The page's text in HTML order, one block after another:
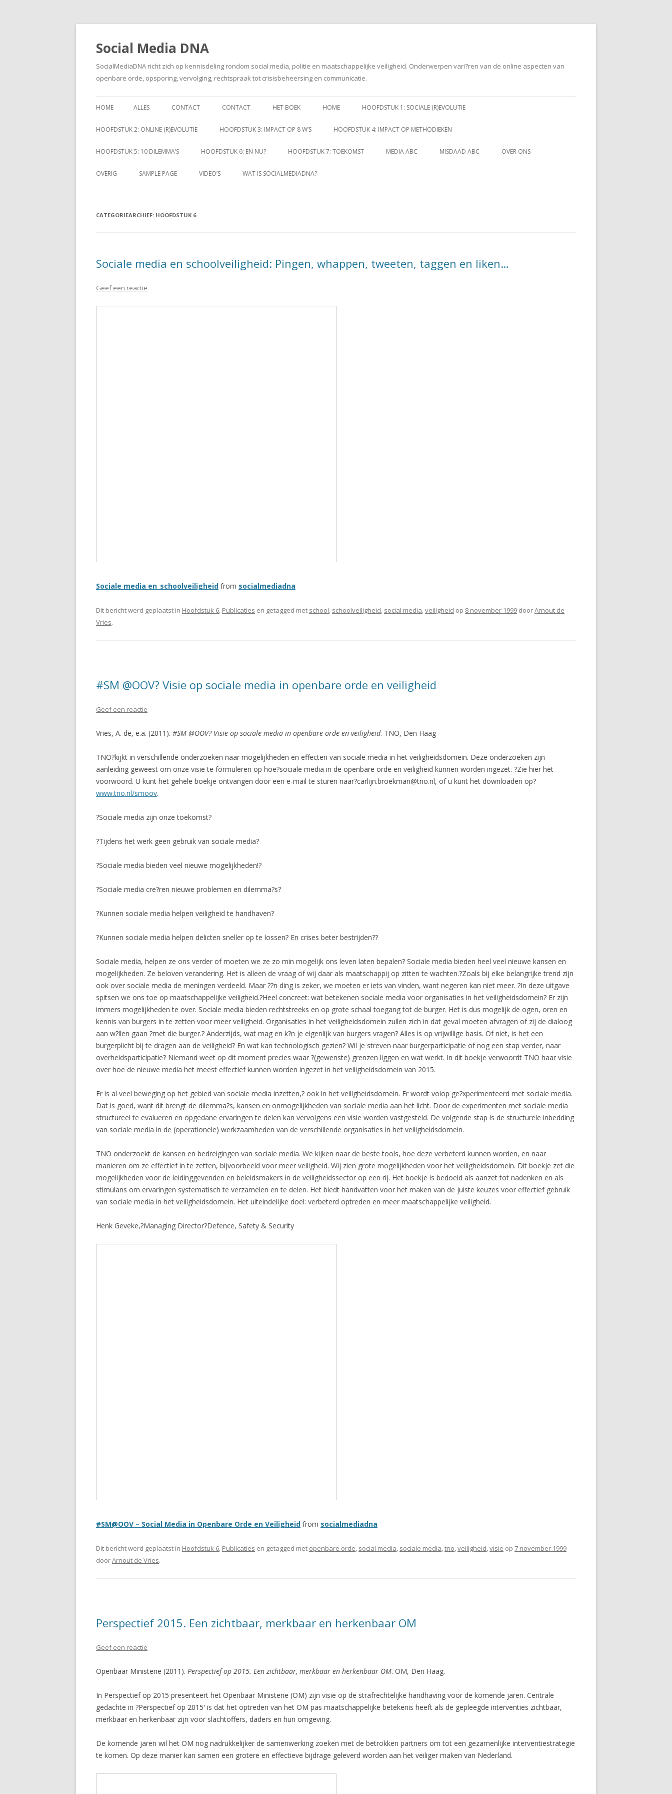
Social Media DNA
SocialMediaDNA richt zich op kennisdeling rondom social media, politie en maatschappelijke veiligheid. Onderwerpen vari?ren van de online aspecten van
openbare orde, opsporing, vervolging, rechtspraak tot crisisbeheersing en communicatie.
naar
HOME ALLES CONTACT CONTACT HET BOEK HOME HOOFDSTUK 1: SOCIALE (R)EVOLUTIE
HOOFDSTUK 2: ONLINE (R)EVOLUTIE HOOFDSTUK 3: IMPACT OP 8 W’S HOOFDSTUK 4: IMPACT OP METHODIEKEN
HOOFDSTUK 5: 10 DILEMMA’S HOOFDSTUK 6: EN NU? HOOFDSTUK 7: TOEKOMST MEDIA ABC MISDAAD ABC OVER ONS
OVERIG SAMPLE PAGE VIDEO’S WAT IS SOCIALMEDIADNA?
CATEGORIEARCHIEF: HOOFDSTUK 6
Sociale media en schoolveiligheid: Pingen, whappen, tweeten, taggen en liken…
Geef een reactie
Sociale media en_schoolveiligheid from socialmediadna
Dit bericht werd geplaatst in Hoofdstuk 6, Publicaties en getagged met school, schoolveiligheid, social media,veiligheid op 8 november 1999 doorArnout de
Vries.
#SM @OOV? Visie op sociale media in openbare orde en veiligheid
Geef een reactie
Vries, A. de, e.a. (2011). #SM @OOV? Visie op sociale media in openbare orde en veiligheid. TNO, Den Haag
TNO?kijkt in verschillende onderzoeken naar mogelijkheden en effecten van sociale media in het veiligheidsdomein. Deze onderzoeken zijn
aanleiding geweest om onze visie te formuleren op hoe?sociale media in de openbare orde en veiligheid kunnen worden ingezet. ?Zie hier het
voorwoord. U kunt het gehele boekje ontvangen door een e-mail te sturen naar?carlijn.broekman@tno.nl, of u kunt het downloaden op?
www.tno.nl/smoov.
?Sociale media zijn onze toekomst?
?Tijdens het werk geen gebruik van sociale media?
?Sociale media bieden veel nieuwe mogelijkheden!?
?Sociale media cre?ren nieuwe problemen en dilemma?s?
?Kunnen sociale media helpen veiligheid te handhaven?
?Kunnen sociale media helpen delicten sneller op te lossen? En crises beter bestrijden??
Sociale media, helpen ze ons verder of moeten we ze zo min mogelijk ons leven laten bepalen? Sociale media bieden heel veel nieuwe kansen en
mogelijkheden. Ze beloven verandering. Het is alleen de vraag of wij daar als maatschappij op zitten te wachten.?Zoals bij elke belangrijke trend zijn
ook over sociale media de meningen verdeeld. Maar ??n ding is zeker, we moeten er iets van vinden, want negeren kan niet meer. ?In deze uitgave
spitsen we ons toe op maatschappelijke veiligheid.?Heel concreet: wat betekenen sociale media voor organisaties in het veiligheidsdomein? Er zijn
immers mogelijkheden te over. Sociale media bieden rechtstreeks en op grote schaal toegang tot de burger. Het is dus mogelijk de ogen, oren en
kennis van burgers in te zetten voor meer veiligheid. Organisaties in het veiligheidsdomein zullen zich in dat geval moeten afvragen of zij de dialoog
aan w?llen gaan ?met die burger.? Anderzijds, wat mag en k?n je eigenlijk van burgers vragen? Alles is op vrijwillige basis. Of niet, is het een
burgerplicht bij te dragen aan de veiligheid? En wat kan technologisch gezien? Wil je streven naar burgerparticipatie of nog een stap verder, naar
overheidsparticipatie? Niemand weet op dit moment precies waar ?(gewenste) grenzen liggen en wat werkt. In dit boekje verwoordt TNO haar visie
over hoe de nieuwe media het meest effectief kunnen worden ingezet in het veiligheidsdomein van 2015.
Er is al veel beweging op het gebied van sociale media inzetten,? ook in het veiligheidsdomein. Er wordt volop ge?xperimenteerd met sociale media.
Dat is goed, want dit brengt de dilemma?s, kansen en onmogelijkheden van sociale media aan het licht. Door de experimenten met sociale media
structureel te evalueren en opgedane ervaringen te delen kan vervolgens een visie worden vastgesteld. De volgende stap is de structurele inbedding
van sociale media in de (operationele) werkzaamheden van de verschillende organisaties in het veiligheidsdomein.
TNO onderzoekt de kansen en bedreigingen van sociale media. We kijken naar de beste tools, hoe deze verbeterd kunnen worden, en naar
manieren om ze effectief in te zetten, bijvoorbeeld voor meer veiligheid. Wij zien grote mogelijkheden voor het veiligheidsdomein. Dit boekje zet die
mogelijkheden voor de leidinggevenden en beleidsmakers in de veiligheidssector op een rij. Het boekje is bedoeld als aanzet tot nadenken en als
stimulans om ervaringen systematisch te verzamelen en te delen. Het biedt handvatten voor het maken van de juiste keuzes voor effectief gebruik
van sociale media in het veiligheidsdomein. Het uiteindelijke doel: verbeterd optreden en meer maatschappelijke veiligheid.
Henk Geveke,?Managing Director?Defence, Safety & Security
#SM@OOV – Social Media in Openbare Orde en Veiligheid from socialmediadna
Dit bericht werd geplaatst in Hoofdstuk 6, Publicaties en getagged met openbare orde, social media, sociale media,tno,veiligheid,visie op 7 november 1999
doorArnout de Vries.
Perspectief 2015. Een zichtbaar, merkbaar en herkenbaar OM
Geef een reactie
Openbaar Ministerie (2011). Perspectief op 2015. Een zichtbaar, merkbaar en herkenbaar OM. OM, Den Haag.
In Perspectief op 2015 presenteert het Openbaar Ministerie (OM) zijn visie op de strafrechtelijke handhaving voor de komende jaren. Centrale
gedachte in ?Perspectief op 2015′ is dat het optreden van het OM pas maatschappelijke betekenis heeft als de gepleegde interventies zichtbaar,
merkbaar en herkenbaar zijn voor slachtoffers, daders en hun omgeving.
De komende jaren wil het OM nog nadrukkelijker de samenwerking zoeken met de betrokken partners om tot een gezamenlijke interventiestrategie
te komen. Op deze manier kan samen een grotere en effectieve bijdrage geleverd worden aan het veiliger maken van Nederland.